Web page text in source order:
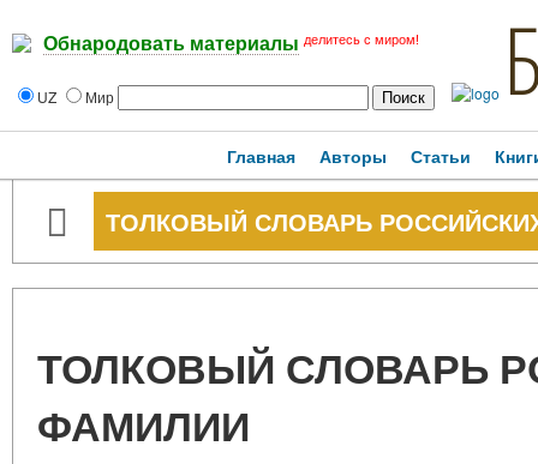
Обнародовать материалы делитесь с миром!
UZ Мир
Главная Авторы Статьи
ТОЛКОВЫЙ СЛОВАРЬ
ТОЛКОВЫЙ СЛОВАРЬ
ФАМИЛИИ